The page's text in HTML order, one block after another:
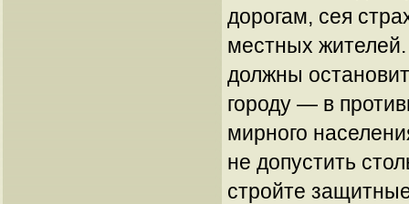
дорогам, сея
местных
должны
городу — в
мирного
не допустить
стройте